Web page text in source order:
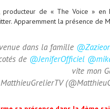
producteur de « The Voice »
Apparemment la présence de
dans la famille
de @JeniferOfficiel
vite mon